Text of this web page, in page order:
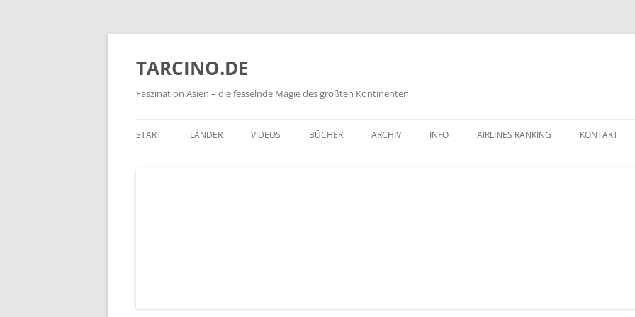
TARCINO.DE
Faszination Asien – die fesselnde Magie des größten Kontinenten
Inhalt
START LÄNDER VIDEOS BÜCHER ARCHIV INFO AIRLINES RANKING KONTAKT